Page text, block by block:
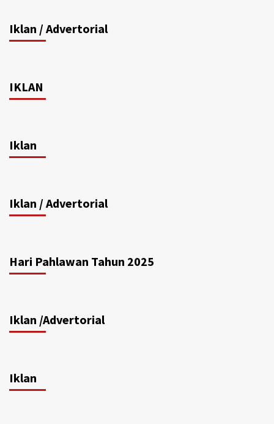
Iklan / Advertorial
IKLAN
Iklan
Iklan / Advertorial
Hari Pahlawan Tahun 2025
Iklan /Advertorial
Iklan